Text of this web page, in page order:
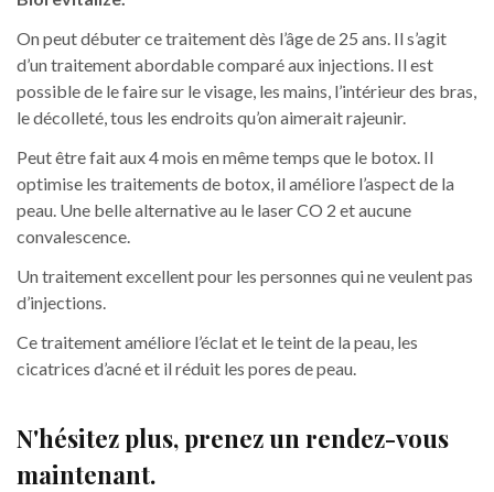
On peut débuter ce traitement dès l’âge de 25 ans. Il s’agit
d’un traitement abordable comparé aux injections. Il est
possible de le faire sur le visage, les mains, l’intérieur des bras,
le décolleté, tous les endroits qu’on aimerait rajeunir.
Peut être fait aux 4 mois en même temps que le botox. Il
optimise les traitements de botox, il améliore l’aspect de la
peau. Une belle alternative au le laser CO 2 et aucune
convalescence.
Un traitement excellent pour les personnes qui ne veulent pas
d’injections.
Ce traitement améliore l’éclat et le teint de la peau, les
cicatrices d’acné et il réduit les pores de peau.
N'hésitez plus, prenez un rendez-vous
maintenant.